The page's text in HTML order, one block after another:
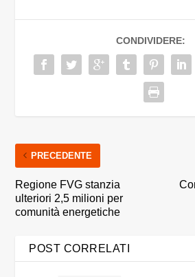
CONDIVIDERE:
PRECEDENTE
Regione FVG stanzia
ulteriori 2,5 milioni per
comunità energetiche
POST CORRELATI